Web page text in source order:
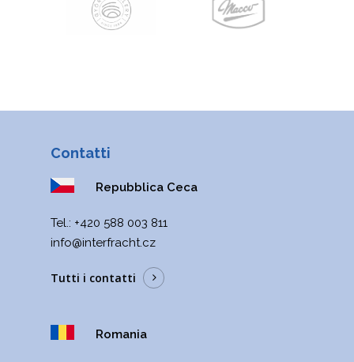
Contatti
Repubblica Ceca
Теl.: +420 588 003 811
info@interfracht.cz
Tutti i contatti
Romania